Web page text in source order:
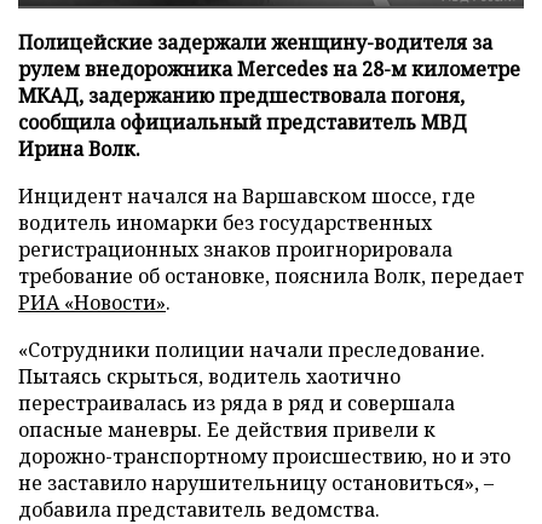
Полицейские задержали женщину-водителя за
рулем внедорожника Mercedes на 28-м километре
МКАД, задержанию предшествовала погоня,
сообщила официальный представитель МВД
Ирина Волк.
Инцидент начался на Варшавском шоссе, где
водитель иномарки без государственных
регистрационных знаков проигнорировала
требование об остановке, пояснила Волк, передает
РИА «Новости».
«Сотрудники полиции начали преследование.
Пытаясь скрыться, водитель хаотично
перестраивалась из ряда в ряд и совершала
опасные маневры. Ее действия привели к
дорожно-транспортному происшествию, но и это
не заставило нарушительницу остановиться», –
добавила представитель ведомства.